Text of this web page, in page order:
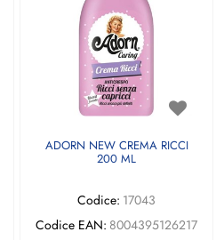
ADORN NEW CREMA RICCI
200 ML
Codice: 17043
Codice EAN: 8004395126217